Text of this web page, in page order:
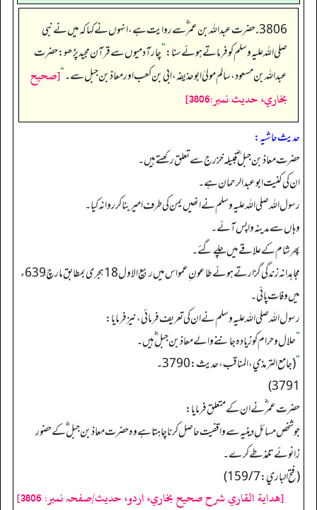
3806. حضرت عبداللہ بن عمر ؓ سے روایت ہے، انہوں نے کہا کہ میں نے نبی
صلی اللہ علیہ وسلم کو فرماتے ہوئے سنا:”چار آدمیوں سے قرآن مجید پڑھو: حضرت
عبداللہ بن مسعود، سالم مولیٰ ابوحذیفہ، ابی بن کعب اور معاذ بن جبل سے۔“[صحيح
بخاري، حديث نمبر:3806]
حدیث حاشیہ:
حضرت معاذ بن جبل ؓ قبیلہ خزرج سے تعلق رکھتے ہیں۔
ان کی کنیت ابوعبدالرحمان ہے۔
رسول اللہ صلی اللہ علیہ وسلم نے انھیں یمن کی طرف امیر بناکر روانہ کیا۔
وہاں سے مدینہ واپس آئے۔
پھر شام کے علاقے میں چلے گئے۔
مجاہدانہ زندگی گزارتے ہوئے طاعون ِ عمواس میں ربیع الاول 18 ہجری بمطابق مارچ 639ء
میں وفات پائی۔
رسول اللہ صلی اللہ علیہ وسلم نے ان کی تعریف فرمائی، نیز فرمایا:
”حلال وحرام کو زیادہ جاننےوالے معاذ بن جبل ؓ ہیں۔
“(جامع الترمذي، المناقب، حدیث: 3790۔
3791)
حضرت عمر ؓنے ان کے متعلق فرمایا:
جوشخص مسائل ِ دینیہ سے واقفیت حاصل کرنا چاہتا ہے وہ حضرت معاذ بن جبل ؓ کے حضور
زانوئے تلمذ طےکرے۔
(فتح الباري: 159/7)
[هداية القاري شرح صحيح بخاري، اردو، حدیث/صفحہ نمبر: 3806]